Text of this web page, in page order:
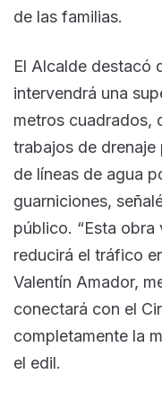
de las familias.
El Alcalde destacó
intervendrá una
metros cuadrados,
trabajos de drenaje
de líneas de agua
guarniciones,
público. “Esta
reducirá el tráfico
Valentín Amador,
conectará con el
completamente la
el edil.